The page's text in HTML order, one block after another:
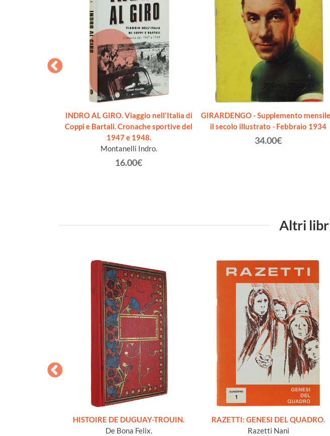
INDRO AL GIRO. Viaggio nell'Italia di
Coppi e Bartali. Cronache sportive del
1947 e 1948.
Montanelli Indro.
16.00€
GIRARDENGO - Supplemento
il secolo illustrato - Febbraio 1934
34.00€
Altri
HISTOIRE DE DUGUAY-TROUIN.
De Bona Felix.
RAZETTI: GENESI DEL QUADRO.
Razetti Nani